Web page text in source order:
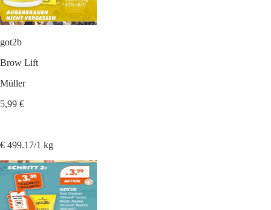
got2b
Brow Lift
Müller
5,99 €
€ 499.17/1 kg